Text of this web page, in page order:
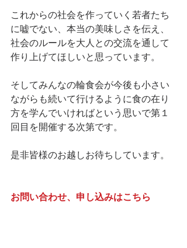
これからの社会を作っていく若者たち
に嘘でない、本当の美味しさを伝え、
社会のルールを大人との交流を通して
作り上げてほしいと思っています。
そしてみんなの輪食会が今後も小さい
ながらも続いて行けるように食の在り
方を学んでいければという思いで第１
回目を開催する次第です。
是非皆様のお越しお待ちしています。
お問い合わせ、申し込みはこちら